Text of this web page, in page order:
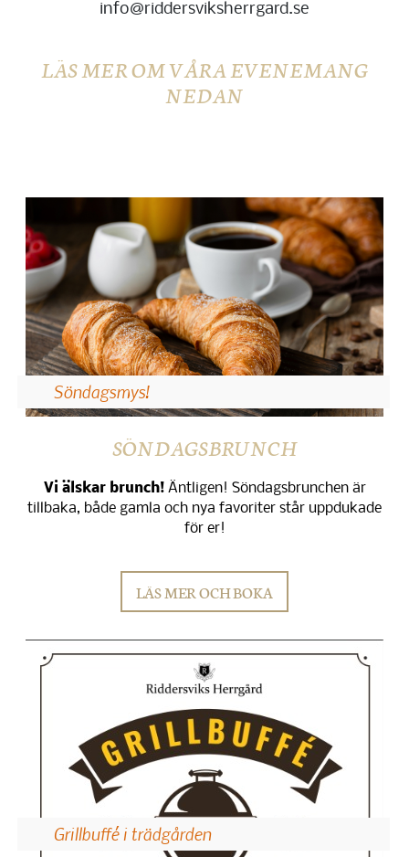
info@riddersviksherrgard.se
LÄS MER OM VÅRA EVENEMANG
NEDAN
Söndagsmys!
SÖNDAGSBRUNCH
Vi älskar brunch! Äntligen! Söndagsbrunchen är
tillbaka, både gamla och nya favoriter står uppdukade
för er!
LÄS MER OCH BOKA
Grillbuffé i trädgården